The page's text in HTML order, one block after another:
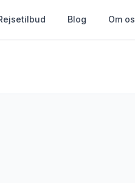
Blog Om os